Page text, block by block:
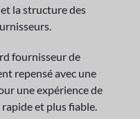
et la structure des
fournisseur de
repensé avec une
une expérience de
et plus fiable.